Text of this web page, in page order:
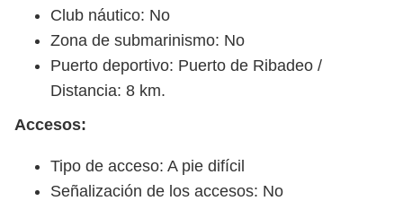
Club náutico: No
Zona de submarinismo: No
Puerto deportivo: Puerto de Ribadeo /
Distancia: 8 km.
Accesos:
Tipo de acceso: A pie difícil
Señalización de los accesos: No